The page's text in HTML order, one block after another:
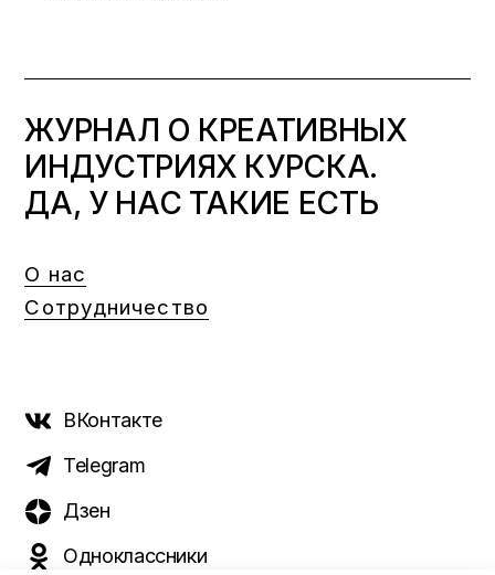
ЖУРНАЛ О КРЕАТИВНЫХ
ИНДУСТРИЯХ КУРСКА.
ДА, У НАС ТАКИЕ ЕСТЬ
О нас
Сотрудничество
ВКонтакте
Telegram
Дзен
Одноклассники